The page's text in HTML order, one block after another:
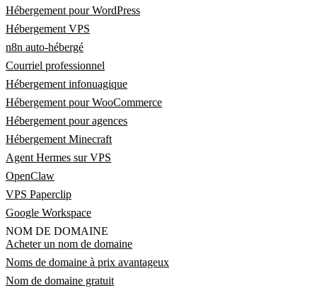
Hébergement pour WordPress
Hébergement VPS
n8n auto-hébergé
Courriel professionnel
Hébergement infonuagique
Hébergement pour WooCommerce
Hébergement pour agences
Hébergement Minecraft
Agent Hermes sur VPS
OpenClaw
VPS Paperclip
Google Workspace
NOM DE DOMAINE
Acheter un nom de domaine
Noms de domaine à prix avantageux
Nom de domaine gratuit